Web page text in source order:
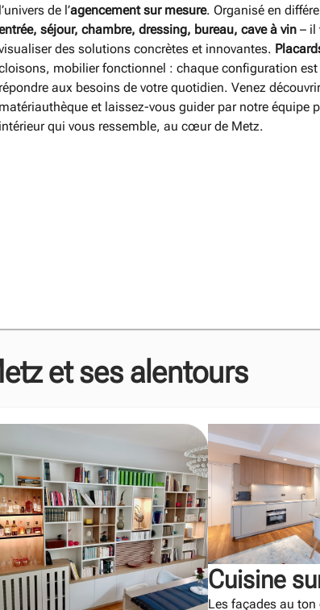
l’univers de l’agencement sur mesure. Organisé en
séjour, chambre, dressing, bureau, cave à vin – il
des solutions concrètes et innovantes.
mobilier fonctionnel : chaque configuration est
répondre aux besoins de votre quotidien. Venez
matériauthèque et laissez-vous guider par notre équipe
intérieur qui vous ressemble, au cœur de Metz.
et ses alentours
Cuisine
Les façades au ton